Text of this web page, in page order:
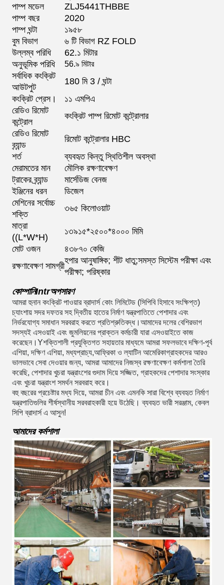
পাম্প মডেল
ZLJ5441THBBE
পাম্প বছর
2020
পাম্প ঘন্টা
১৯৫৮
বুম বিভাগ
৬ টি বিভাগ RZ FOLD
উল্লম্ব পরিধি
62.১ মিটার
অনুভূমিক পরিধি
56.৯ মিটার
সর্বাধিক কংক্রিট
আউটপুট
180 মি 3 / ঘন্টা
কংক্রিট প্রেস।
১১ এমপিএ
রেডিও রিমোট
কন্ট্রোল
কংক্রিট পাম্প রিমোট কন্ট্রোলার
রেডিও রিমোট
ব্র্যান্ড
রিমোট কন্ট্রোলার HBC
শর্ত
ব্যবহৃত কিন্তু স্থিতিশীল অবস্থা
মেরামতের মান
মৌলিক রক্ষণাবেক্ষণ
ট্রাকের ব্র্যান্ড
মার্সেডিজ বেনজ
ইঞ্জিনের ধরন
ডিজেল
মেশিনের সর্বোচ্চ
শক্তি
৩৬৫ কিলোওয়াট
মাত্রা
((L*W*H)
১৩৯১৫*২৫০০*৪০০০ মিমি
মোট ওজন
৪৩৮৭০ কেজি
রক্ষণাবেক্ষণ সামগ্রী
হপার আনুষাঙ্গিক; শীট ধাতু;সমস্ত সিস্টেম পরীক্ষা এবং
পরীক্ষা; পরিষ্কার
কোম্পানিIntrঅপসারণ
আমরা হুনান কংক্রিট পাওয়ার ব্রাদার্স কোং লিমিটেড (সিপিবি হিসাবে সংক্ষিপ্ত)
চ্যাংশায় সদর দফতর সহ দ্বিতীয় হাতের নির্মাণ যন্ত্রপাতিতে পেশাদার এবং
নির্ভরযোগ্য সমাধান সরবরাহ করতে প্রতিশ্রুতিবদ্ধ।আমাদের দলের বেশিরভাগ
সদস্যই এসওয়াই এবং জুমলিয়নের প্রাক্তন কর্মচারী যারা এসওয়াইতে কাজ
করেছেন। Yশক্তিশালী প্রযুক্তিগত সহায়তার মাধ্যমে আমরা সফলভাবে দক্ষিণ-পূর্ব
এশিয়া, দক্ষিণ এশিয়া, মধ্যপ্রাচ্য,আফ্রিকা ও ল্যাটিন আমেরিকাগ্রাহকদের আরও
ভালভাবে সেবা দেওয়ার জন্য, আমরা আমাদের নিজস্ব রক্ষণাবেক্ষণ কর্মশালা তৈরি
করেছি, পেশাদার খুচরা যন্ত্রাংশের গুদাম দিয়ে সজ্জিত, গ্রাহকদের পেশাদার সংস্কার
এবং খুচরা যন্ত্রাংশ সমর্থন সরবরাহ করে।
বহু বছরের প্রচেষ্টার মধ্য দিয়ে, আমরা চীন এবং এমনকি সারা বিশ্বে ব্যবহৃত নির্মাণ
যন্ত্রপাতিগুলির শীর্ষস্থানীয় সরবরাহকারী হয়ে উঠেছি। ব্যবহৃত ভারী সরঞ্জাম, কেবল
সিপি ব্রাদার্স এ আসুন!
আমাদের কর্মশালা